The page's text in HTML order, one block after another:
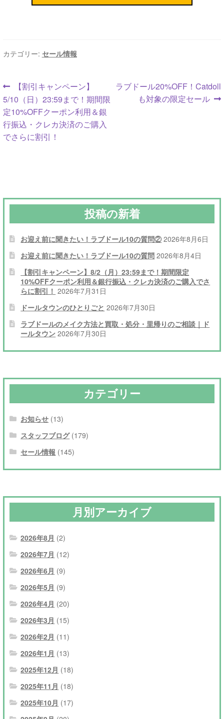
カテゴリー: セール情報
投
稿
ナ
ビ
シ
ョ
ン
前
の
投
稿:
【割引キャンペーン】
5/10（日）23:59まで！期間限
定10%OFFクーポン利用＆銀
行振込・クレカ決済のご購入
でさらに割引！
次
ラブドール20%OFF！Catdoll
も対象の限定セール
投稿の新着
お迎え前に聞きたい！ラブドール10の質問② 2026年8月6日
お迎え前に聞きたい！ラブドール10の質問 2026年8月4日
【割引キャンペーン】8/2（月）23:59まで！期間限定
10%OFFクーポン利用＆銀行振込・クレカ決済のご購入でさ
らに割引！ 2026年7月31日
ドールタウンのひとりごと 2026年7月30日
ラブドールのメイク方法と買取・処分・里帰りのご相談｜ド
ールタウン 2026年7月30日
カテゴリー
お知らせ (13)
スタッフブログ(179)
セール情報 (145)
月別アーカイブ
2026年8月 (2)
2026年7月 (12)
2026年6月 (9)
2026年5月 (9)
2026年4月 (20)
2026年3月 (15)
2026年2月 (11)
2026年1月 (13)
2025年12月 (18)
2025年11月 (18)
2025年10月 (17)